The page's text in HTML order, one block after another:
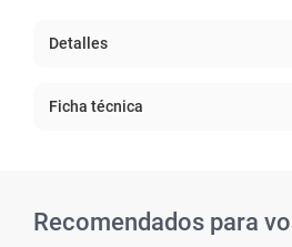
Detalles
Ficha técnica
Recomendados para